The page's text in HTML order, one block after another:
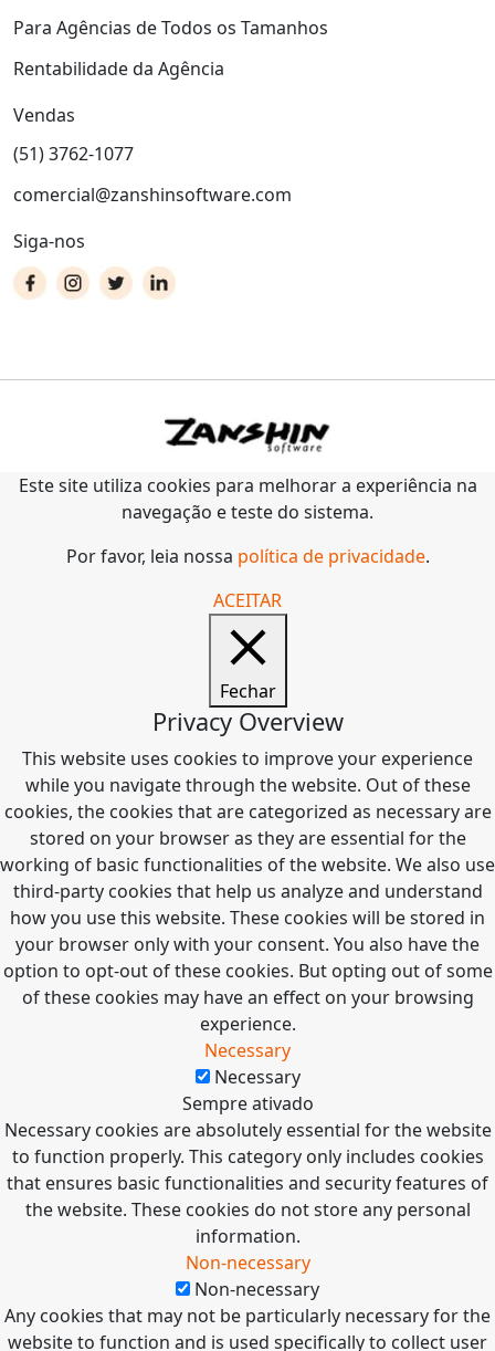
Para Agências de Todos os Tamanhos
Rentabilidade da Agência
Vendas
(51) 3762-1077
comercial@zanshinsoftware.com
Siga-nos
Este site utiliza cookies para melhorar a experiência na
navegação e teste do sistema.
Por favor, leia nossa política de privacidade.
ACEITAR
Fechar
Privacy Overview
This website uses cookies to improve your experience
while you navigate through the website. Out of these
cookies, the cookies that are categorized as necessary are
stored on your browser as they are essential for the
working of basic functionalities of the website. We also use
third-party cookies that help us analyze and understand
how you use this website. These cookies will be stored in
your browser only with your consent. You also have the
option to opt-out of these cookies. But opting out of some
of these cookies may have an effect on your browsing
experience.
Necessary
Necessary
Sempre ativado
Necessary cookies are absolutely essential for the website
to function properly. This category only includes cookies
that ensures basic functionalities and security features of
the website. These cookies do not store any personal
information.
Non-necessary
Non-necessary
Any cookies that may not be particularly necessary for the
website to function and is used specifically to collect user